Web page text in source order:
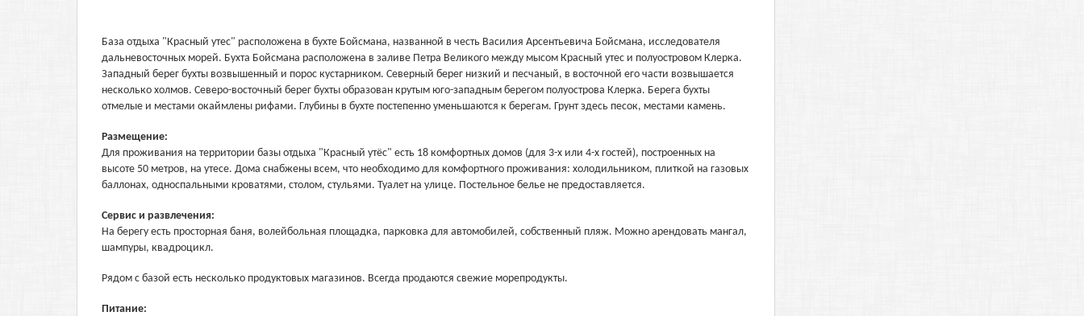
База отдыха "Красный утес" расположена в бухте Бойсмана, названной в честь Василия Арсентьевича Бойсмана, исследователя
дальневосточных морей. Бухта Бойсмана расположена в заливе Петра Великого между мысом Красный утес и полуостровом Клерка.
Западный берег бухты возвышенный и порос кустарником. Северный берег низкий и песчаный, в восточной его части возвышается
несколько холмов. Северо-восточный берег бухты образован крутым юго-западным берегом полуострова Клерка. Берега бухты
отмелые и местами окаймлены рифами. Глубины в бухте постепенно уменьшаются к берегам. Грунт здесь песок, местами камень.
Размещение:
Для проживания на территории базы отдыха "Красный утёс" есть 18 комфортных домов (для 3-х или 4-х гостей), построенных на
высоте 50 метров, на утесе. Дома снабжены всем, что необходимо для комфортного проживания: холодильником, плиткой на газовых
баллонах, односпальными кроватями, столом, стульями. Туалет на улице. Постельное белье не предоставляется.
Сервис и развлечения:
На берегу есть просторная баня, волейбольная площадка, парковка для автомобилей, собственный пляж. Можно арендовать мангал,
шампуры, квадроцикл.
Рядом с базой есть несколько продуктовых магазинов. Всегда продаются свежие морепродукты.
Питание: